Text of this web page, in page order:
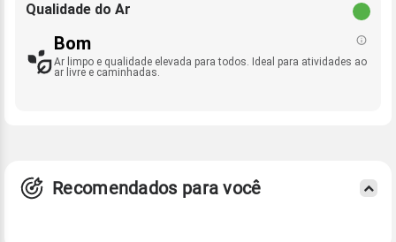
Qualidade do Ar
Bom
Ar limpo e qualidade elevada para todos. Ideal para atividades ao
ar livre e caminhadas.
Recomendados para você